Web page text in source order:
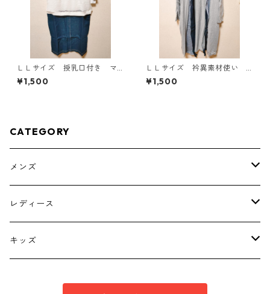
ＬＬサイズ 授乳口付き マ
タニティ ドッキングワンピ
ース ホワイト×ブルー KAE
¥1,500
ＬＬサイズ 衿異素材使い
トッパーカーディガン グレ
ー KAE-4807
¥1,500
CATEGORY
メンズ
トップス
ボトムス
レディース
トップス
キッズ